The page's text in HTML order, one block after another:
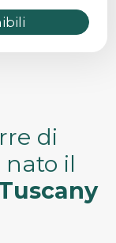
di
nato il